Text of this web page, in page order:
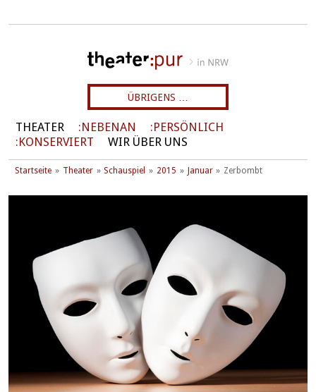
ÜBRIGENS …
THEATER NEBENAN
PERSÖNLICH
KONSERVIERT
WIR ÜBER UNS
Startseite Theater Schauspiel 2015 Januar Zerbombt